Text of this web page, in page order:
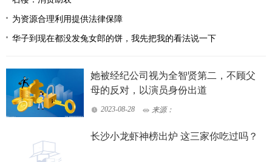
为资源合理利用提供法律保障
华子到现在都没发兔女郎的饼，我先把我的看法说一下
她被经纪公司视为全智贤第二，不顾父
母的反对，以演员身份出道
2023-08-28 来源：
长沙小龙虾神榜出炉 这三家你吃过吗？